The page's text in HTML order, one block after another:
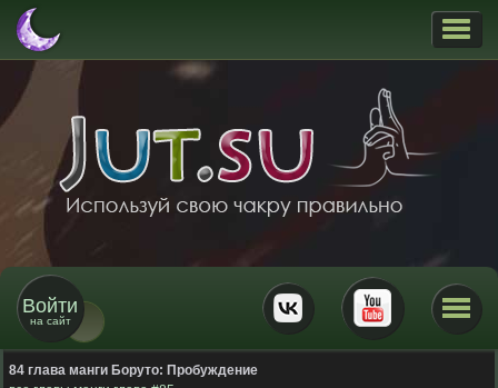
Войти
на сайт
84 глава манги Боруто: Пробуждение